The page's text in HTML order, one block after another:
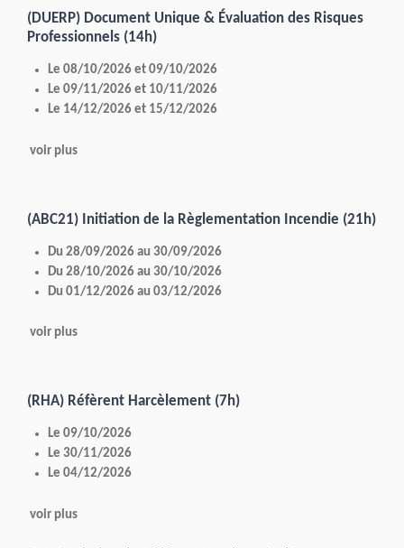
(DUERP) Document Unique & Évaluation des Risques
Professionnels (14h)
Le 08/10/2026 et 09/10/2026
Le 09/11/2026 et 10/11/2026
Le 14/12/2026 et 15/12/2026
voir plus
(ABC21) Initiation de la Règlementation Incendie (21h)
Du 28/09/2026 au 30/09/2026
Du 28/10/2026 au 30/10/2026
Du 01/12/2026 au 03/12/2026
voir plus
(RHA) Réfèrent Harcèlement (7h)
Le 09/10/2026
Le 30/11/2026
Le 04/12/2026
voir plus